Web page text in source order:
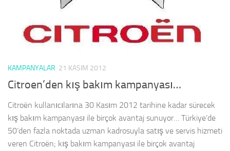
KAMPANYALAR 21 KASIM 2012
Citroen’den kış bakım kampanyası…
Citroën kullanıcılarına 30 Kasım 2012 tarihine kadar sürecek
kış bakım kampanyası ile birçok avantaj sunuyor… Türkiye’de
50’den fazla noktada uzman kadrosuyla satış ve servis hizmeti
veren Citroën; kış bakım kampanyası ile birçok avantaj